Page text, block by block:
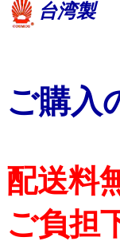
台湾製
ご購入
配送料
ご負担